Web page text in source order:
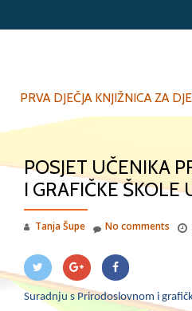
PRVA DJEČJA KNJIŽNICA ZA
POSJET UČENIKA
I GRAFIČKE ŠKOLE
Tanja Šupe No comments
Suradnju s Prirodoslovnom i